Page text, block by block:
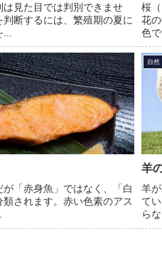
は見た目では判別できませ
判断するには、繁殖期の夏に
桜
花
色で
が「赤身魚」ではなく、「白
類されます。赤い色素のアス
自然
羊
羊
て
らな